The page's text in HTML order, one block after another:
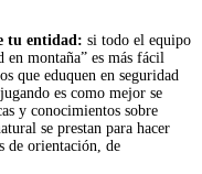
tu entidad: si todo el equipo
en montaña” es más fácil
que eduquen en seguridad
es como mejor se
y conocimientos sobre
se prestan para hacer
de orientación, de